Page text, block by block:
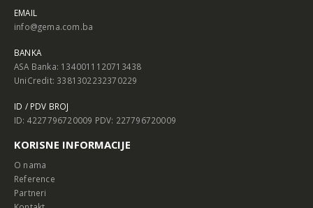
EMAIL
info@gema.com.ba
BANKA
ASA Banka: 1340011120713438
UniCredit: 3381302232370229
ID / PDV BROJ
ID: 4227796720009 PDV: 227796720009
KORISNE INFORMACIJE
O nama
Reference
Partneri